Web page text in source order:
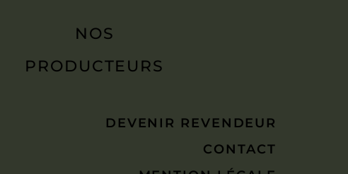
NOS
PRODUCTEURS
DEVENIR REVENDEUR
CONTACT